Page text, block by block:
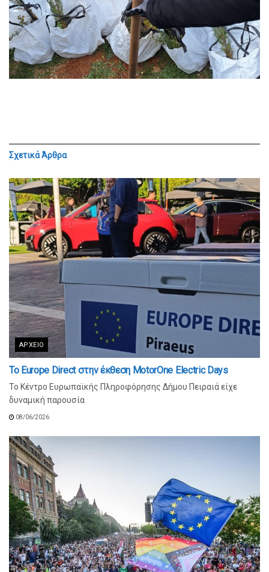
ΣχετικάΆρθρα
ΑΡΧΕΊΟ
Το Europe Direct στην έκθεση MotorOne Electric Days
Το Κέντρο Ευρωπαϊκής Πληροφόρησης Δήμου Πειραιά είχε
δυναμική παρουσία
08/06/2026